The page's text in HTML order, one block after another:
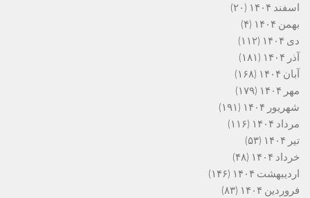
اسفند ۱۴۰۴
(۲۰)
بهمن ۱۴۰۴
(۴)
دی ۱۴۰۴
(۱۱۲)
آذر ۱۴۰۴
(۱۸۱)
آبان ۱۴۰۴
(۱۶۸)
مهر ۱۴۰۴
(۱۷۹)
شهریور ۱۴۰۴
(۱۹۱)
مرداد ۱۴۰۴
(۱۱۶)
تیر ۱۴۰۴
(۵۳)
خرداد ۱۴۰۴
(۴۸)
اردیبهشت ۱۴۰۴
(۱۴۶)
فروردین ۱۴۰۴
(۸۳)